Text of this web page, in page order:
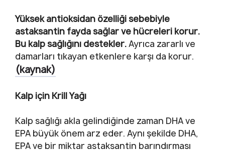
Yüksek antioksidan özelliği sebebiyle
astaksantin fayda sağlar ve hücreleri korur.
Bu kalp sağlığını destekler.Ayrıca zararlı ve
damarları tıkayan etkenlere karşı da korur.
(kaynak)
Kalp için Krill Yağı
Kalp sağlığı akla gelindiğinde zaman DHA ve
EPA büyük önem arz eder. Aynı şekilde DHA,
EPA ve bir miktar astaksantin barındırması